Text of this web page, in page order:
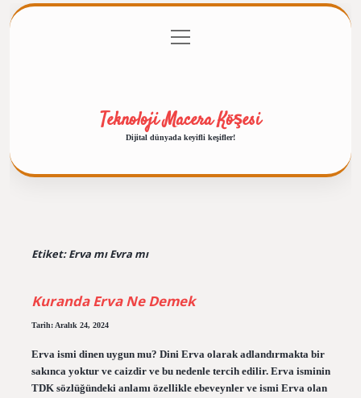
Gizlilik Politikası
menüyü
aç
Teknoloji Macera Köşesi
Dijital dünyada keyifli keşifler!
Etiket:Erva mı Evra mı
Kuranda Erva Ne Demek
Tarih: Aralık 24, 2024
Erva ismi dinen uygun mu? Dini Erva olarak adlandırmakta bir
sakınca yoktur ve caizdir ve bu nedenle tercih edilir. Erva isminin
TDK sözlüğündeki anlamı özellikle ebeveynler ve ismi Erva olan